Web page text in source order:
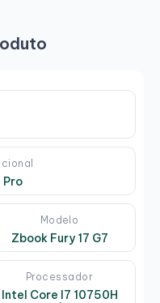
Pro
Modelo
Zbook Fury 17 G7
Processador
Intel Core I7 10750H